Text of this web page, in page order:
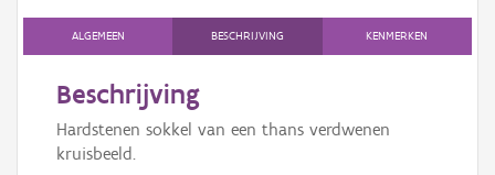
ALGEMEEN BESCHRIJVING KENMERKEN
Beschrijving
Hardstenen sokkel van een thans verdwenen
kruisbeeld.